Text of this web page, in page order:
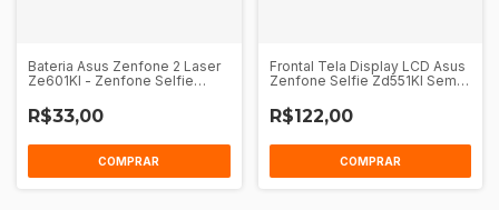
Bateria Asus Zenfone 2 Laser
Ze601Kl - Zenfone Selfie
R$33,00
COMPRAR
Frontal Tela Display LCD Asus
Zenfone Selfie Zd551Kl Sem
R$122,00
COMPRAR